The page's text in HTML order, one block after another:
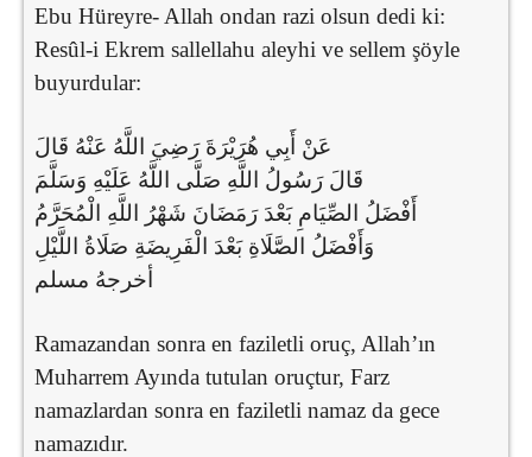
Ebu Hüreyre- Allah ondan razi olsun dedi ki:
Resûl-i Ekrem sallellahu aleyhi ve sellem şöyle
buyurdular:
‏ عَنْ ‏‏أَبِي هُرَيْرَةَ ‏‏رَضِيَ اللَّهُ عَنْهُ ‏‏قَالَ
قَالَ رَسُولُ اللَّهِ ‏‏صَلَّى اللَّهُ عَلَيْهِ وَسَلَّمَ
‏أَفْضَلُ الصِّيَامِ بَعْدَ رَمَضَانَ شَهْرُ اللَّهِ الْمُحَرَّمُ
وَأَفْضَلُ الصَّلَاةِ بَعْدَ الْفَرِيضَةِ صَلَاةُ اللَّيْلِ
أخرجهُ مسلم
Muharrem Ayında tutulan oruçtur, Farz
namazlardan sonra en faziletli namaz da gece
namazıdır.